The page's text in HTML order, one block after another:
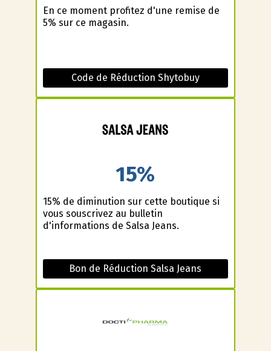
En ce moment profitez d'une remise de
5% sur ce magasin.
Code de Réduction Shytobuy
15%
15% de diminution sur cette boutique si
vous souscrivez au bulletin
d'informations de Salsa Jeans.
Bon de Réduction Salsa Jeans